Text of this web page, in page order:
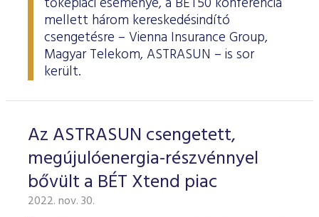
mellett három kereskedésindító
csengetésre – Vienna Insurance Group,
Magyar Telekom, ASTRASUN – is sor
került.
Az ASTRASUN csengetett,
megújulóenergia-részvénnyel
bővült a BÉT Xtend piac
2022. nov. 30.